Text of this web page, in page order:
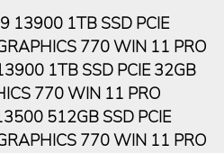
13900 1TB SSD PCIE
770 WIN 11 PRO
1TB SSD PCIE 32GB
770 WIN 11 PRO
512GB SSD PCIE
770 WIN 11 PRO